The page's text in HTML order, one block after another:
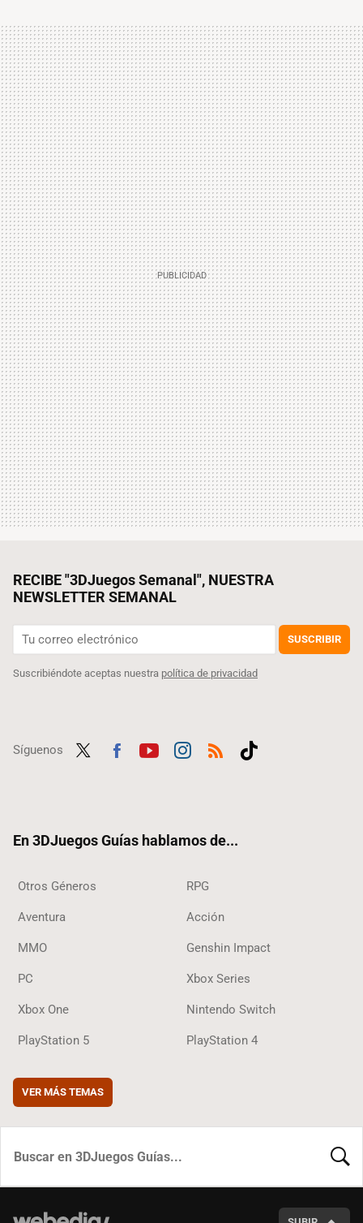
RECIBE "3DJuegos Semanal", NUESTRA
NEWSLETTER SEMANAL
SUSCRIBIR
Suscribiéndote aceptas nuestra política de privacidad
Síguenos
En 3DJuegos Guías hablamos de...
Otros Géneros RPG
Aventura Acción
MMO Genshin Impact
PC Xbox Series
Xbox One Nintendo Switch
PlayStation 5 PlayStation 4
VER MÁS TEMAS